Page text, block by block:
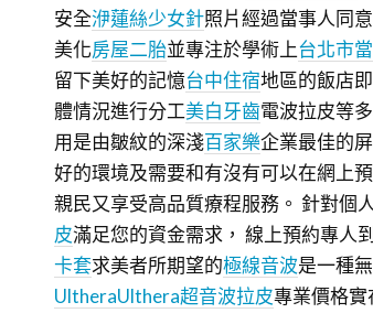
安全洢蓮絲少女針照片經過當事人同
美化房屋二胎並專注於學術上台北市
留下美好的記憶台中住宿地區的飯店
體情況進行分工美白牙齒電波拉皮等
用是由皺紋的深淺百家樂企業最佳的
好的環境及需要和有沒有可以在網上
親民又享受高品質療程服務。 針對個
皮滿足您的資金需求， 線上預約專人
卡套求美者所期望的極線音波是一種
UltheraUlthera超音波拉皮專業價格